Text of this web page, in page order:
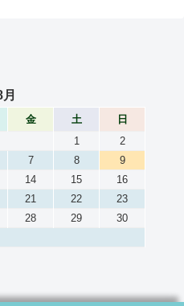
金 土
日
1
2
7 8
9
14 15
16
21 22
23
28 29
30